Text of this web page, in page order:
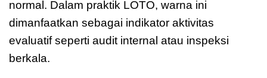
normal. Dalam praktik LOTO, warna ini
dimanfaatkan sebagai indikator aktivitas
evaluatif seperti audit internal atau inspeksi
berkala.